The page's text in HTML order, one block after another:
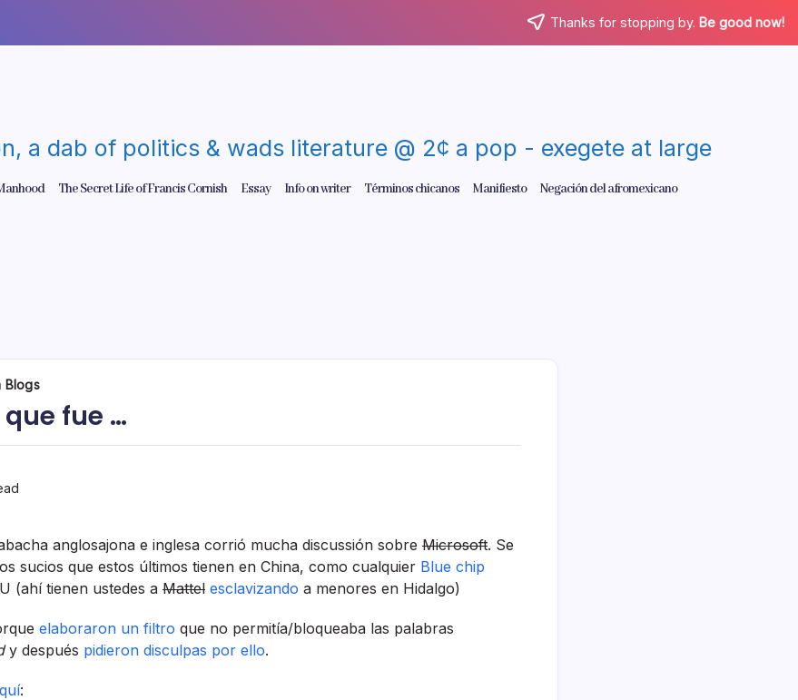
Thanks for stopping by. Be good now!
a dab of politics & wads literature @ 2¢ a pop - exegete at large
The Secret Life of Francis Cornish Essay Info on writer Términos chicanos Manifiesto Negación del afromexicano
Blogs
fue …
anglosajona e inglesa corrió mucha discussión sobre Microsoft. Se
sucios que estos últimos tienen en China, como cualquier Blue chip
(ahí­ tienen ustedes a Mattel esclavizando a menores en Hidalgo)
elaboraron un filtro que no permití­a/bloqueaba las palabras
y después pidieron disculpas por ello.
: